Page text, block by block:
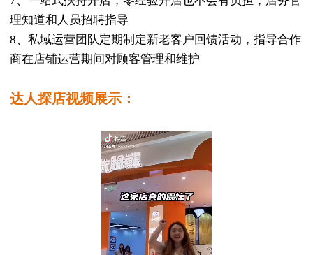
理知道和人员招聘指导
8、私域运营团队定期制定新老客户回馈活动，指导合作
商在店铺运营期间对顾客管理和维护
达人探店视频展示：